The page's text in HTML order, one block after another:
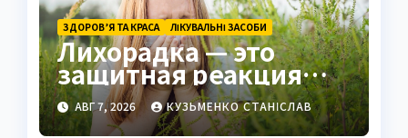
ЗДОРОВ’Я ТА КРАСА ЛІКУВАЛЬНІ ЗАСОБИ
Лихорадка — это
защитная реакция
организма на
инфекцию
АВГ 7, 2026 КУЗЬМЕНКО СТАНІСЛАВ